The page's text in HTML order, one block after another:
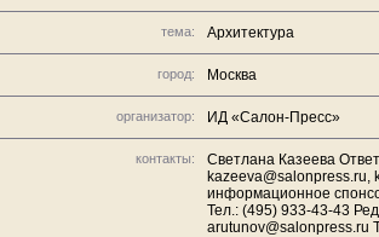
тема: Архитектура
город: Москва
организатор: ИД «Салон-Пресс»
контакты:
Светлана Казеева
информационное
Тел.: (495) 933-43-43
arutunov@salonpress.ru